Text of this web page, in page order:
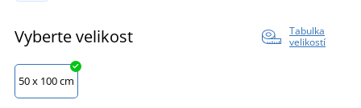
Vyberte velikost
Tabulka
velikostí
50 x 100 cm